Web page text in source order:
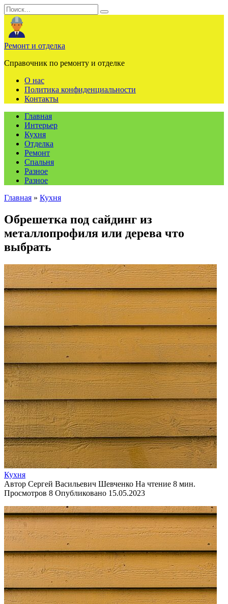
Перейти
к
содержанию
Search
for:
Ремонт и отделка
Справочник по ремонту и отделке
О нас
Политика конфиденциальности
Контакты
Главная
Интерьер
Кухня
Отделка
Ремонт
Спальня
Разное
Разное
Главная » Кухня
Обрешетка под сайдинг из
металлопрофиля или дерева что
выбрать
Кухня
Автор Сергей Васильевич Шевченко На чтение 8 мин.
Просмотров 8 Опубликовано 15.05.2023